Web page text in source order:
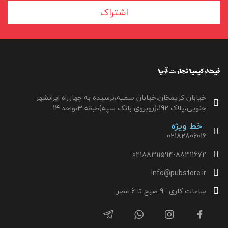
اشتراک
خیابان کریمخان،خیابان سمیه،نرسیده به چهارراه ایرانشهر
جنوبی،پلاک 192،(روبروی بانک سپه)طبقه 3،واحد 14
خط ویژه
02182806016
02188311594-88311672
Info@pubstore.ir
ساعات کاری : 9 صبح تا 6 عصر